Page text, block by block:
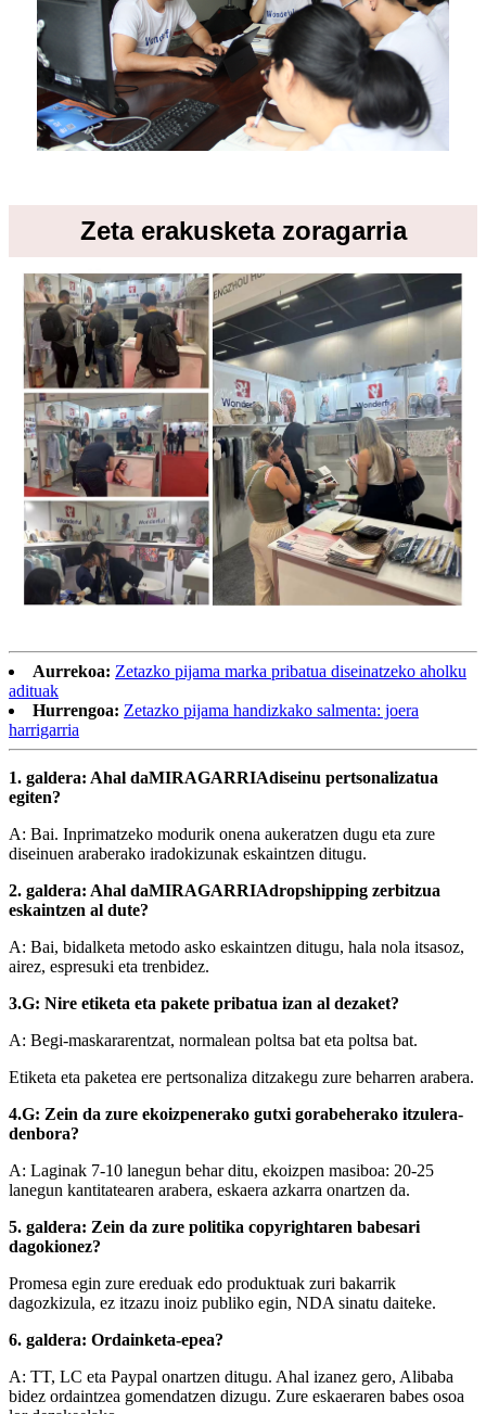
Zeta erakusketa zoragarria
Aurrekoa: Zetazko pijama marka pribatua diseinatzeko aholku
adituak
Hurrengoa: Zetazko pijama handizkako salmenta: joera
harrigarria
1. galdera: Ahal daMIRAGARRIAdiseinu pertsonalizatua
egiten?
A: Bai. Inprimatzeko modurik onena aukeratzen dugu eta zure
diseinuen araberako iradokizunak eskaintzen ditugu.
2. galdera: Ahal daMIRAGARRIAdropshipping zerbitzua
eskaintzen al dute?
A: Bai, bidalketa metodo asko eskaintzen ditugu, hala nola itsasoz,
airez, espresuki eta trenbidez.
3.G: Nire etiketa eta pakete pribatua izan al dezaket?
A: Begi-maskararentzat, normalean poltsa bat eta poltsa bat.
Etiketa eta paketea ere pertsonaliza ditzakegu zure beharren arabera.
4.G: Zein da zure ekoizpenerako gutxi gorabeherako itzulera-
denbora?
A: Laginak 7-10 lanegun behar ditu, ekoizpen masiboa: 20-25
lanegun kantitatearen arabera, eskaera azkarra onartzen da.
5. galdera: Zein da zure politika copyrightaren babesari
dagokionez?
Promesa egin zure ereduak edo produktuak zuri bakarrik
dagozkizula, ez itzazu inoiz publiko egin, NDA sinatu daiteke.
6. galdera: Ordainketa-epea?
A: TT, LC eta Paypal onartzen ditugu. Ahal izanez gero, Alibaba
bidez ordaintzea gomendatzen dizugu. Zure eskaeraren babes osoa